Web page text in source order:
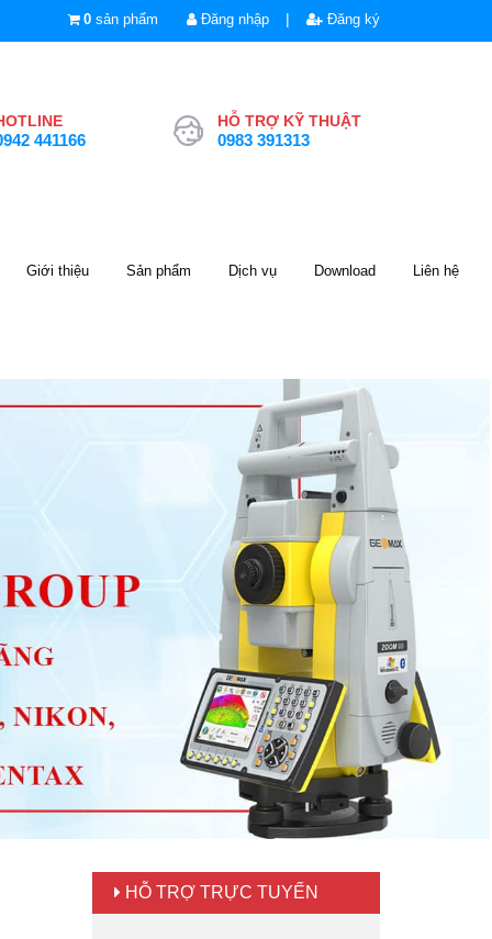
0 sản phẩm Đăng nhập | Đăng ký
441166
HỖ TRỢ KỸ THUẬT
0983 391313
Giới thiệu Sản phẩm Dịch vụ Download Liên hệ
HỖ TRỢ TRỰC TUYẾN